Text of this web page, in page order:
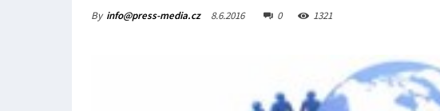
By info@press-media.cz 8.6.2016 0 1321